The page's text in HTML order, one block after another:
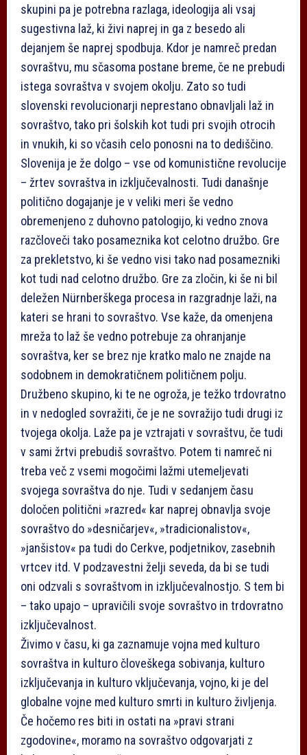
skupini pa je potrebna razlaga, ideologija ali vsaj
sugestivna laž, ki živi naprej in ga z besedo ali
dejanjem še naprej spodbuja. Kdor je namreč predan
sovraštvu, mu sčasoma postane breme, če ne prebudi
istega sovraštva v svojem okolju. Zato so tudi
slovenski revolucionarji neprestano obnavljali laž in
sovraštvo, tako pri šolskih kot tudi pri svojih otrocih
in vnukih, ki so včasih celo ponosni na to dediščino.
Slovenija je že dolgo – vse od komunistične revolucije
– žrtev sovraštva in izključevalnosti. Tudi današnje
politično dogajanje je v veliki meri še vedno
obremenjeno z duhovno patologijo, ki vedno znova
razčloveči tako posameznika kot celotno družbo. Gre
za prekletstvo, ki še vedno visi tako nad posamezniki
kot tudi nad celotno družbo. Gre za zločin, ki še ni bil
deležen Nürnberškega procesa in razgradnje laži, na
kateri se hrani to sovraštvo. Vse kaže, da omenjena
mreža to laž še vedno potrebuje za ohranjanje
sovraštva, ker se brez nje kratko malo ne znajde na
sodobnem in demokratičnem političnem polju.
Družbeno skupino, ki te ne ogroža, je težko trdovratno
in v nedogled sovražiti, če je ne sovražijo tudi drugi iz
tvojega okolja. Laže pa je vztrajati v sovraštvu, če tudi
v sami žrtvi prebudiš sovraštvo. Potem ti namreč ni
treba več z vsemi mogočimi lažmi utemeljevati
svojega sovraštva do nje. Tudi v sedanjem času
določen politični »razred« kar naprej obnavlja svoje
sovraštvo do »desničarjev«, »tradicionalistov«,
»janšistov« pa tudi do Cerkve, podjetnikov, zasebnih
vrtcev itd. V podzavestni želji seveda, da bi se tudi
oni odzvali s sovraštvom in izključevalnostjo. S tem bi
– tako upajo – upravičili svoje sovraštvo in trdovratno
izključevalnost.
Živimo v času, ki ga zaznamuje vojna med kulturo
sovraštva in kulturo človeškega sobivanja, kulturo
izključevanja in kulturo vključevanja, vojno, ki je del
globalne vojne med kulturo smrti in kulturo življenja.
Če hočemo res biti in ostati na »pravi strani
zgodovine«, moramo na sovraštvo odgovarjati z